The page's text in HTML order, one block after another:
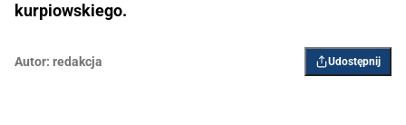
kurpiowskiego.
Autor: redakcja Udostępnij